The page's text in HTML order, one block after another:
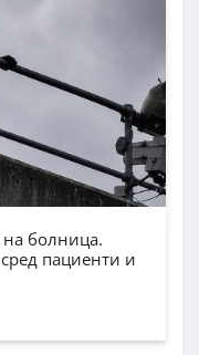
болница.
пациенти и